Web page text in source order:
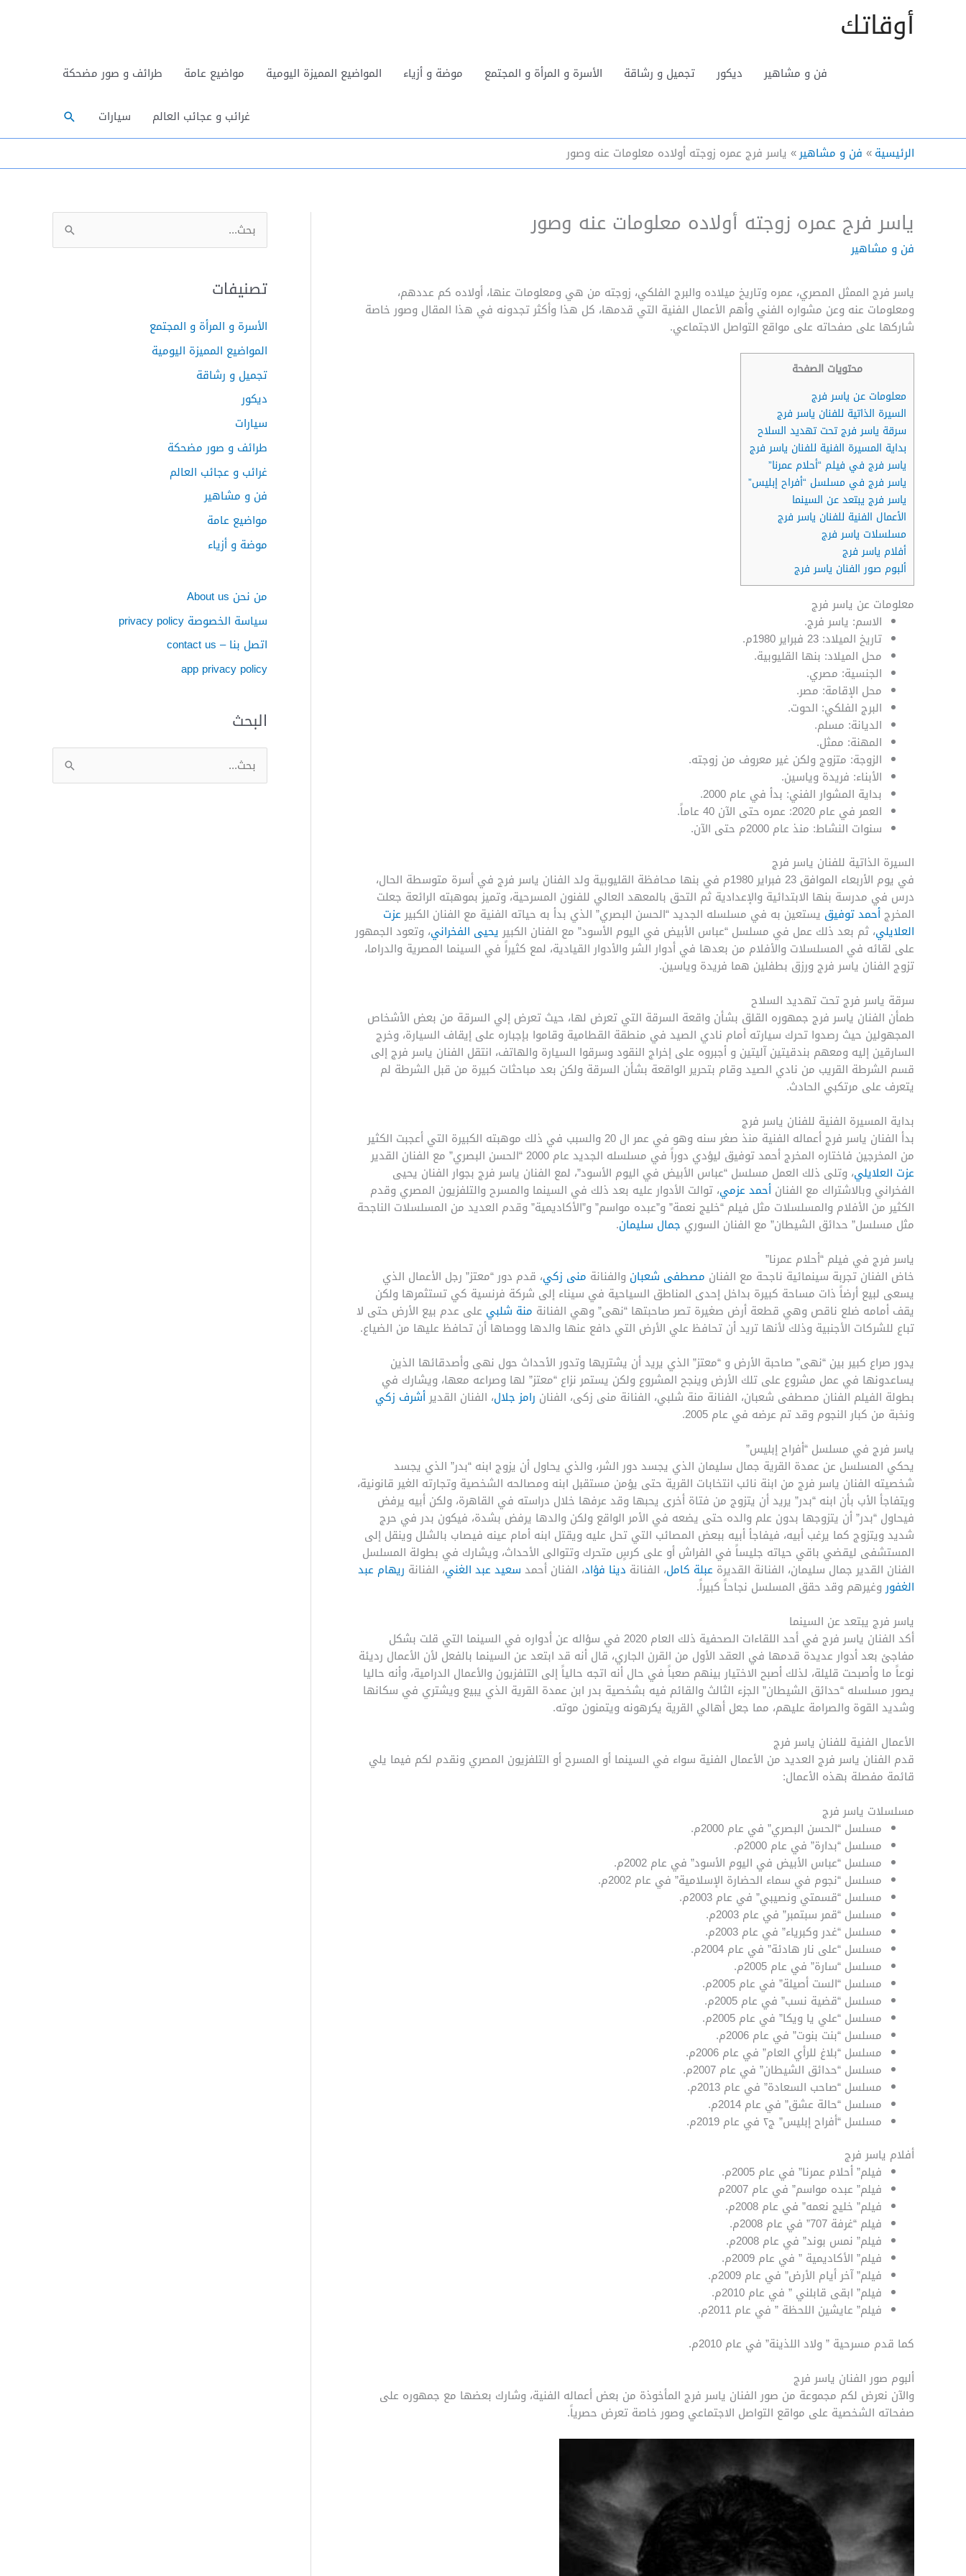
أوقاتك
فن و مشاهير ديكور تجميل و رشاقة الأسرة و المرأة و المجتمع موضة و أزياء المواضيع المميزة اليومية مواضيع عامة طرائف و صور مضحكة
غرائب و عجائب العالم سيارات البحث
الرئيسية فن و مشاهير ياسر فرج عمره زوجته أولاده معلومات عنه وصور
ياسر فرج عمره زوجته أولاده معلومات عنه وصور
فن و مشاهير
ياسر فرج الممثل المصري، عمره وتاريخ ميلاده والبرج الفلكي، زوجته من هي ومعلومات عنها، أولاده كم عددهم،
ومعلومات عنه وعن مشواره الفني وأهم الأعمال الفنية التي قدمها، كل هذا وأكثر تجدونه في هذا المقال وصور خاصة
شاركها على صفحاته على مواقع التواصل الاجتماعي.
محتويات الصفحة
معلومات عن ياسر فرج
السيرة الذاتية للفنان ياسر فرج
سرقة ياسر فرج تحت تهديد السلاح
بداية المسيرة الفنية للفنان ياسر فرج
ياسر فرج في فيلم “أحلام عمرنا”
ياسر فرج في مسلسل “أفراح إبليس”
ياسر فرج يبتعد عن السينما
الأعمال الفنية للفنان ياسر فرج
مسلسلات ياسر فرج
أفلام ياسر فرج
ألبوم صور الفنان ياسر فرج
معلومات عن ياسر فرج
الاسم: ياسر فرج.
تاريخ الميلاد: 23 فبراير 1980م.
محل الميلاد: بنها القليوبية.
الجنسية: مصري.
محل الإقامة: مصر.
البرج الفلكي: الحوت.
الديانة: مسلم.
المهنة: ممثل.
الزوجة: متزوج ولكن غير معروف من زوجته.
الأبناء: فريدة وياسين.
بداية المشوار الفني: بدأ في عام 2000.
العمر في عام 2020: عمره حتى الآن 40 عاماً.
سنوات النشاط: منذ عام 2000م حتى الآن.
السيرة الذاتية للفنان ياسر فرج
في يوم الأربعاء الموافق 23 فبراير 1980م في بنها محافظة القليوبية ولد الفنان ياسر فرج في أسرة متوسطة الحال،
درس في مدرسة بنها الابتدائية والإعدادية ثم التحق بالمعهد العالي للفنون المسرحية، وتميز بموهبته الرائعة جعلت
المخرجأحمد توفيق يستعين به في مسلسله الجديد “الحسن البصري” الذي بدأ به حياته الفنية مع الفنان الكبير عزت
العلايلي، ثم بعد ذلك عمل في مسلسل “عباس الأبيض في اليوم الأسود” مع الفنان الكبير يحيى الفخراني، وتعود الجمهور
على لقائه في المسلسلات والأفلام من بعدها في أدوار الشر والأدوار القيادية، لمع كثيراً في السينما المصرية والدراما،
تزوج الفنان ياسر فرج ورزق بطفلين هما فريدة وياسين.
سرقة ياسر فرج تحت تهديد السلاح
طمأن الفنان ياسر فرج جمهوره القلق بشأن واقعة السرقة التي تعرض لها، حيث تعرض إلي السرقة من بعض الأشخاص
المجهولين حيث رصدوا تحرك سيارته أمام نادي الصيد في منطقة القطامية وقاموا بإجباره على إيقاف السيارة، وخرج
السارقين إليه ومعهم بندقيتين آليتين و أجبروه على إخراج النقود وسرقوا السيارة والهاتف، انتقل الفنان ياسر فرج إلى
قسم الشرطة القريب من نادي الصيد وقام بتحرير الواقعة بشأن السرقة ولكن بعد مباحثات كبيرة من قبل الشرطة لم
يتعرف على مرتكبي الحادث.
بداية المسيرة الفنية للفنان ياسر فرج
بدأ الفنان ياسر فرج أعماله الفنية منذ صغر سنه وهو في عمر ال 20 والسبب في ذلك موهبته الكبيرة التي أعجبت الكثير
من المخرجين فاختاره المخرج أحمد توفيق ليؤدي دوراً في مسلسله الجديد عام 2000 “الحسن البصري” مع الفنان القدير
عزت العلايلي، وتلى ذلك العمل مسلسل “عباس الأبيض في اليوم الأسود”، لمع الفنان ياسر فرج بجوار الفنان يحيى
الفخراني وبالاشتراك مع الفنان أحمد عزمي، توالت الأدوار عليه بعد ذلك في السينما والمسرح والتلفزيون المصري وقدم
الكثير من الأفلام والمسلسلات مثل فيلم “خليج نعمة” و”عبده مواسم” و”الأكاديمية” وقدم العديد من المسلسلات الناجحة
مثل مسلسل” حدائق الشيطان” مع الفنان السوري جمال سليمان.
ياسر فرج في فيلم “أحلام عمرنا”
خاض الفنان تجربة سينمائية ناجحة مع الفنان مصطفى شعبان والفنانة منى زكي، قدم دور “معتز” رجل الأعمال الذي
يسعى لبيع أرضاً ذات مساحة كبيرة بداخل إحدى المناطق السياحية في سيناء إلى شركة فرنسية كي تستثمرها ولكن
يقف أمامه ضلع ناقص وهي قطعة أرض صغيرة تصر صاحبتها “نهى” وهي الفنانة منة شلبي على عدم بيع الأرض حتى لا
تباع للشركات الأجنبية وذلك لأنها تريد أن تحافظ علي الأرض التي دافع عنها والدها ووصاها أن تحافظ عليها من الضياع.
يدور صراع كبير بين “نهى” صاحبة الأرض و “معتز” الذي يريد أن يشتريها وتدور الأحداث حول نهى وأصدقائها الذين
يساعدونها في عمل مشروع على تلك الأرض وينجح المشروع ولكن يستمر نزاع “معتز” لها وصراعه معها، ويشارك في
بطولة الفيلم الفنان مصطفى شعبان، الفنانة منة شلبي، الفنانة منى زكى، الفنان رامز جلال، الفنان القديرأشرف زكي
ونخبة من كبار النجوم وقد تم عرضه في عام 2005.
ياسر فرج في مسلسل “أفراح إبليس”
يحكي المسلسل عن عمدة القرية جمال سليمان الذي يجسد دور الشر، والذي يحاول أن يزوج ابنه “بدر” الذي يجسد
شخصيته الفنان ياسر فرج من ابنة نائب انتخابات القرية حتى يؤمن مستقبل ابنه ومصالحه الشخصية وتجارته الغير قانونية،
ويتفاجأ الأب بأن ابنه “بدر” يريد أن يتزوج من فتاة أخرى يحبها وقد عرفها خلال دراسته في القاهرة، ولكن أبيه يرفض
فيحاول “بدر” أن يتزوجها بدون علم والده حتى يضعه في الأمر الواقع ولكن والدها يرفض بشدة، فيكون بدر في حرج
شديد ويتزوج كما يرغب أبيه، فيفاجأ أبيه ببعض المصائب التي تحل عليه ويقتل ابنه أمام عينه فيصاب بالشلل وينقل إلى
المستشفى ليقضي باقي حياته جليساً في الفراش أو على كرسٍ متحرك وتتوالى الأحداث، ويشارك في بطولة المسلسل
الفنان القدير جمال سليمان، الفنانة القديرة عبلة كامل، الفنانة دينا فؤاد، الفنان أحمد سعيد عبد الغني، الفنانة ريهام عبد
الغفوروغيرهم وقد حقق المسلسل نجاحاً كبيراً.
ياسر فرج يبتعد عن السينما
أكد الفنان ياسر فرج في أحد اللقاءات الصحفية ذلك العام 2020 في سؤاله عن أدواره في السينما التي قلت بشكل
مفاجئ بعد أدوار عديدة قدمها في العقد الأول من القرن الجاري، قال أنه قد ابتعد عن السينما بالفعل لأن الأعمال رديئة
نوعاً ما وأصبحت قليلة، لذلك أصبح الاختيار بينهم صعباً في حال أنه اتجه حالياً إلى التلفزيون والأعمال الدرامية، وأنه حاليا
يصور مسلسله “حدائق الشيطان” الجزء الثالث والقائم فيه بشخصية بدر ابن عمدة القرية الذي يبيع ويشتري في سكانها
وشديد القوة والصرامة عليهم، مما جعل أهالي القرية يكرهونه ويتمنون موته.
الأعمال الفنية للفنان ياسر فرج
قدم الفنان ياسر فرج العديد من الأعمال الفنية سواء في السينما أو المسرح أو التلفزيون المصري ونقدم لكم فيما يلي
قائمة مفصلة بهذه الأعمال:
مسلسلات ياسر فرج
مسلسل “الحسن البصري” في عام 2000م.
مسلسل “بدارة” في عام 2000م.
مسلسل “عباس الأبيض في اليوم الأسود” في عام 2002م.
مسلسل “نجوم في سماء الحضارة الإسلامية” في عام 2002م.
مسلسل “قسمتي ونصيبي” في عام 2003م.
مسلسل “قمر سبتمبر” في عام 2003م.
مسلسل “غدر وكبرياء” في عام 2003م.
مسلسل “على نار هادئة” في عام 2004م.
مسلسل “سارة” في عام 2005م.
مسلسل “الست أصيلة” في عام 2005م.
مسلسل “قضية نسب” في عام 2005م.
مسلسل “علي يا ويكا” في عام 2005م.
مسلسل “بنت بنوت” في عام 2006م.
مسلسل “بلاغ للرأي العام” في عام 2006م.
مسلسل “حدائق الشيطان” في عام 2007م.
مسلسل “صاحب السعادة” في عام 2013م.
مسلسل “حالة عشق” في عام 2014م.
مسلسل “أفراح إبليس” ج٢ في عام 2019م.
أفلام ياسر فرج
فيلم” أحلام عمرنا” في عام 2005م.
فيلم” عبده مواسم” في عام 2007م
فيلم” خليج نعمه” في عام 2008م.
فيلم “غرفة 707” في عام 2008م.
فيلم” نمس بوند” في عام 2008م.
فيلم” الأكاديمية ” في عام 2009م.
فيلم” آخر أيام الأرض” في عام 2009م.
فيلم” ابقى قابلني ” في عام 2010م.
فيلم” عايشين اللحظة ” في عام 2011م.
كما قدم مسرحية ” ولاد اللذينة” في عام 2010م.
ألبوم صور الفنان ياسر فرج
والآن نعرض لكم مجموعة من صور الفنان ياسر فرج المأخوذة من بعض أعماله الفنية، وشارك بعضها مع جمهوره على
صفحاته الشخصية على مواقع التواصل الاجتماعي وصور خاصة تعرض حصرياً.
ل
ح
ع
ن
:
تصنيفات
الأسرة و المرأة و المجتمع
المواضيع المميزة اليومية
تجميل و رشاقة
ديكور
سيارات
طرائف و صور مضحكة
غرائب و عجائب العالم
فن و مشاهير
مواضيع عامة
موضة و أزياء
من نحن About us
سياسة الخصوصة privacy policy
اتصل بنا – contact us
app privacy policy
البحث
ل